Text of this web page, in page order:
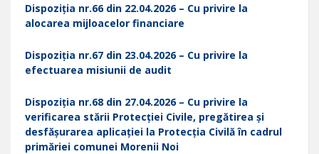
Dispoziția nr.66 din 22.04.2026 – Cu privire la
alocarea mijloacelor financiare
Dispoziția nr.67 din 23.04.2026 – Cu privire la
efectuarea misiunii de audit
Dispoziția nr.68 din 27.04.2026 – Cu privire la
verificarea stării Protecției Civile, pregătirea și
desfășurarea aplicației la Protecția Civilă în cadrul
primăriei comunei Morenii Noi